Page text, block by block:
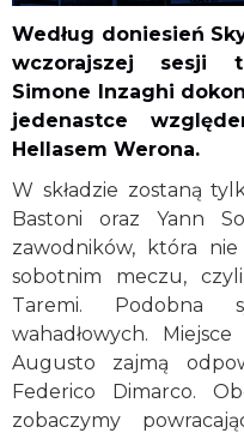
Według doniesień
wczorajszej sesji
Simone Inzaghi
jedenastce
Hellasem Werona.
W składzie zostaną
Bastoni oraz Yann
zawodników, która
sobotnim meczu,
Taremi. Podobna
wahadłowych.
Augusto zajmą
Federico Dimarco.
zobaczymy